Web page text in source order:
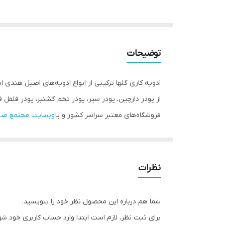
توضیحات
ادویه کاری گلها ترکیبی از انواع ادویه‌های اصیل
فروشگاه‌های معتبر سراسر کشور و یاوبسایت مجتمع
ابعاد بسته‌بندی: ۱۱*۵*۵ سانتیمتر
نوع محصول:
نظرات
شما هم درباره این محصول نظر خود را بنویسید.
برای ثبت نظر، لازم است ابتدا وارد حساب کاربری خود